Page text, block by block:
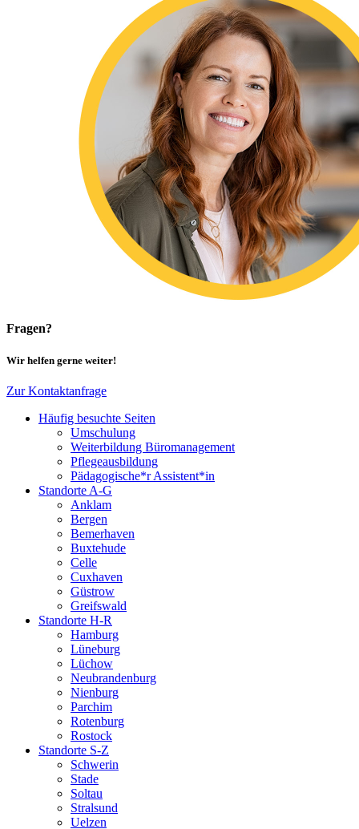
Fragen?
Wir helfen gerne weiter!
Zur Kontaktanfrage
Häufig besuchte Seiten
Umschulung
Weiterbildung Büromanagement
Pflegeausbildung
Pädagogische*r Assistent*in
Standorte A-G
Anklam
Bergen
Bemerhaven
Buxtehude
Celle
Cuxhaven
Güstrow
Greifswald
Standorte H-R
Hamburg
Lüneburg
Lüchow
Neubrandenburg
Nienburg
Parchim
Rotenburg
Rostock
Standorte S-Z
Schwerin
Stade
Soltau
Stralsund
Uelzen